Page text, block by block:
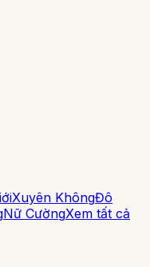
Xuyên KhôngĐô
Nữ CườngXem tất cả